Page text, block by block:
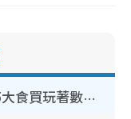
【8月生日優惠2026】全港85大食買玩著數攻略 自助餐/火鍋放題同行免費＋誠品/DONKI送現金券